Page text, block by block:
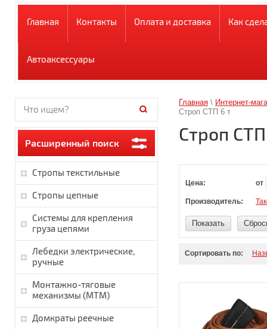
Главная Контакты Оплата и доставка Как
Автоаксессуары
Главная \ Интернет-
Строп СТП 6 т
Строп
Цена: от
Производитель:
Показать
Сортировать по:
Расширенный поиск
Стропы текстильные
Стропы цепные
Системы для крепления
груза цепями
Лебедки электрические,
ручные
Монтажно-тяговые
механизмы (МТМ)
Домкраты реечные